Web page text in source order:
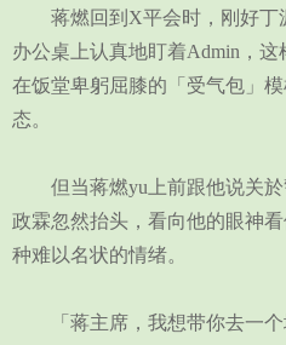
蒋燃回到X平会时，刚好丁
办公桌上认真地盯着Admin，
在饭堂卑躬屈膝的「受气包」
态。
但当蒋燃yu上前跟他说关於
政霖忽然抬头，看向他的眼神
种难以名状的情绪。
「蒋主席，我想带你去一个